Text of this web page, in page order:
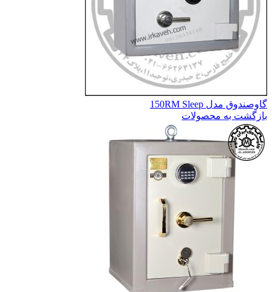
گاوصندوق مدل 150RM Sleep
بازگشت به محصولات